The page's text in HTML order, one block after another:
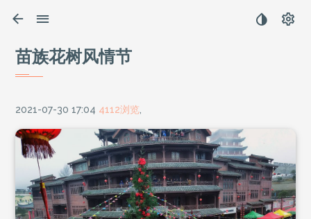
苗族花树风情节
2021-07-30 17:04 4112浏览